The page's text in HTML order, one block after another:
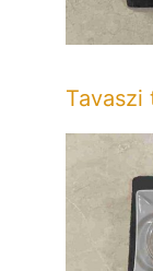
Tavaszi